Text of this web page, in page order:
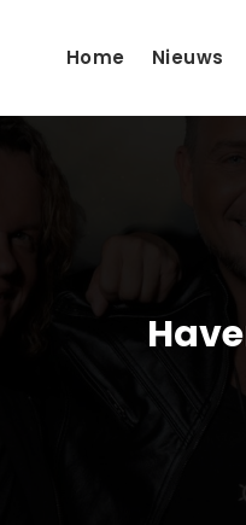
Home Nieuws